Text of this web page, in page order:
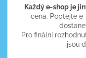
Každý e-shop je
cena. Poptejte
​Pro finální
jsou